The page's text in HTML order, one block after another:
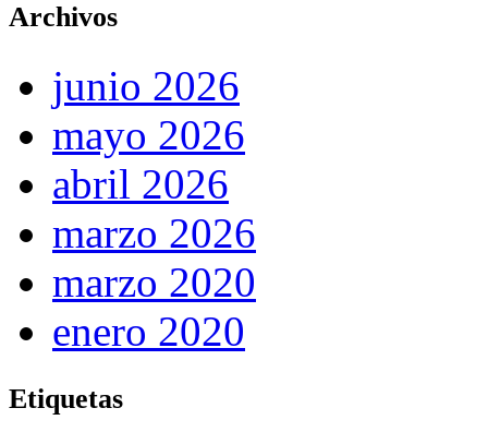
Archivos
junio 2026
mayo 2026
abril 2026
marzo 2026
marzo 2020
enero 2020
Etiquetas